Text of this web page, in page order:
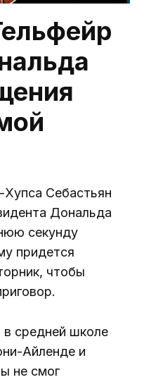
Себастьян
Дональда
секунду
придется
чтобы
в средней школе
Айленде и
не смог